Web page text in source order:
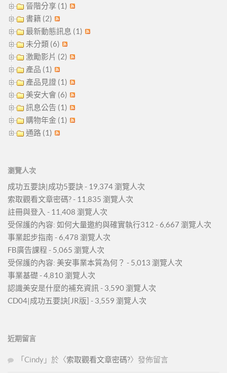
晉階分享 (1)
書籍 (2)
最新動態訊息 (1)
未分類 (6)
激勵影片 (2)
產品 (1)
產品見證 (1)
美安大會 (6)
訊息公告 (1)
購物年金 (1)
通路 (1)
瀏覽人次
成功五要訣|成功5要訣- 19,374 瀏覽人次
索取觀看文章密碼?- 11,835 瀏覽人次
註冊與登入 - 11,408 瀏覽人次
受保護的內容: 如何大量邀約與確實執行312 - 6,667 瀏覽人次
事業起步指南 - 6,478 瀏覽人次
FB廣告課程 - 5,065 瀏覽人次
受保護的內容: 美安事業本質為何？ - 5,013 瀏覽人次
事業基礎- 4,810 瀏覽人次
認識美安是什麼的補充資訊 - 3,590 瀏覽人次
CD04|成功五要訣[JR版] - 3,559 瀏覽人次
近期留言
「 Cindy 」於〈索取觀看文章密碼?〉發佈留言